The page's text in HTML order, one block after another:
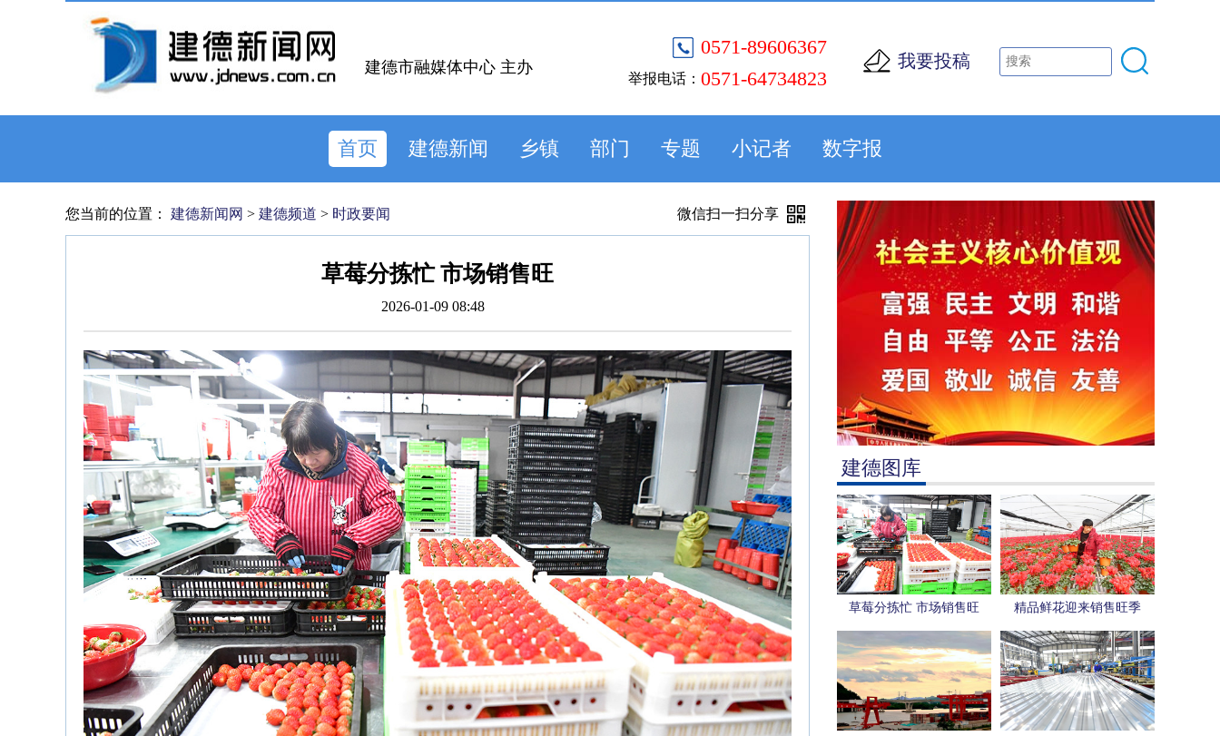
0571-89606367
举报电话： 0571-64734823
我要投稿
建德市融媒体中心 主办
首页 建德新闻 乡镇 部门 专题 小记者 数字报
建德图库
草莓分拣忙 市场销售旺 精品鲜花迎来销售旺季
您当前的位置： 建德新闻网 > 建德频道 > 时政要闻 微信扫一扫分享
草莓分拣忙 市场销售旺
2026-01-09 08:48